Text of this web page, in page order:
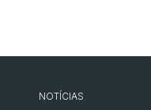
NOTÍCIAS